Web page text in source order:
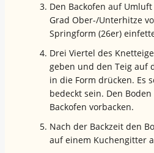
Den Backofen auf
Grad Ober-/Unterhitze
Springform (26er)
Drei Viertel des
geben und den Teig auf
in die Form drücken. Es
bedeckt sein. Den
Backofen vorbacken.
Nach der Backzeit den
auf einem Kuchengitter